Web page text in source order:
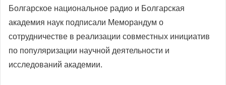
Болгарское национальное радио и Болгарская
академия наук подписали Меморандум о
сотрудничестве в реализации совместных инициатив
по популяризации научной деятельности и
исследований академии.